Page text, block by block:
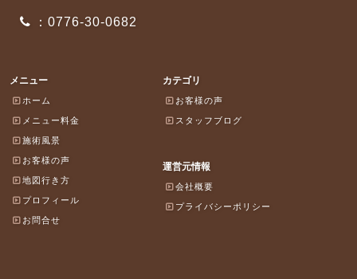
：0776-30-0682
メニュー
ホーム
メニュー料金
施術風景
お客様の声
地図行き方
プロフィール
お問合せ
カテゴリ
お客様の声
スタッフブログ
運営元情報
会社概要
プライバシーポリシー